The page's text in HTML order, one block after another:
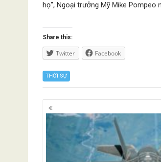
họ”, Ngoại trưởng Mỹ Mike Pompeo
Share this:
Twitter Facebook
THỜI SỰ
Posts
navigation